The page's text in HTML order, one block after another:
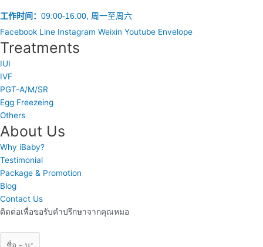
工作时间： 09:00-16:00, 周一至周六
Facebook Line Instagram Weixin Youtube Envelope
Treatments
IUI
IVF
PGT-A/M/SR
Egg Freezeing
Others
About Us
Why iBaby?
Testimonial
Package & Promotion
Blog
Contact Us
ติดต่อเพื่อขอรับคำปรึกษาจากคุณหมอ